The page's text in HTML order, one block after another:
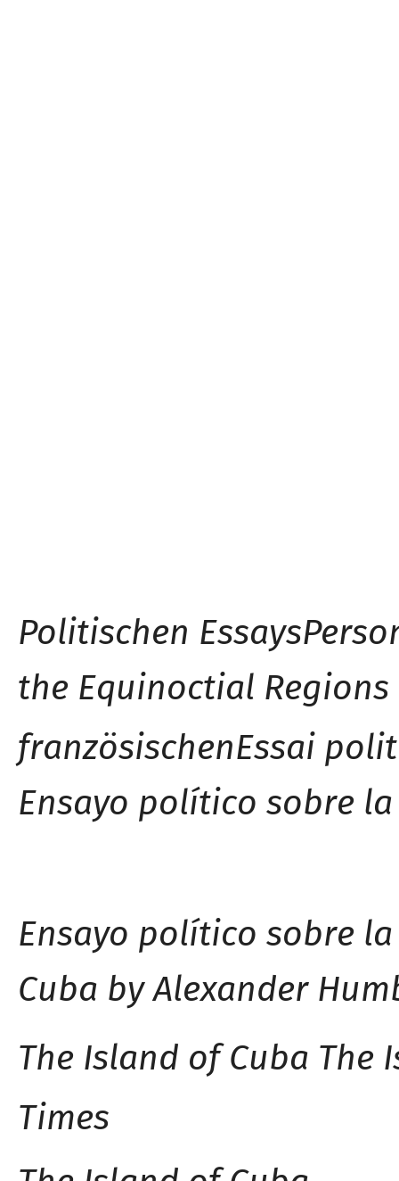
Politischen Essays
the Equinoctial
französischenEssai
Ensayo político sobre
Ensayo político sobre
Cuba by Alexander
The Island of Cuba The
Times